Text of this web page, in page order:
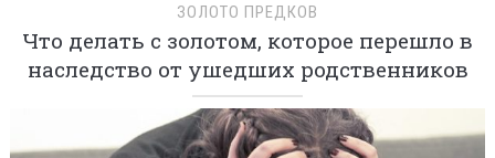
ЗОЛОТО ПРЕДКОВ
Что делать с золотом, которое перешло в
наследство от ушедших родственников